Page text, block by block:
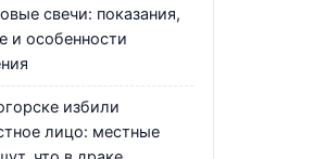
свечи: показания,
и особенности
избили
лицо: местные